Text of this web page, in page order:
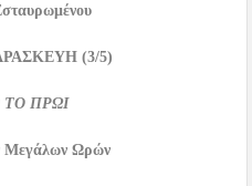
(3/5)
ΤΟ ΠΡΩΙ
Μεγάλων Ωρών